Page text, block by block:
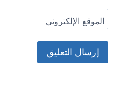
الموقع الإلكتروني